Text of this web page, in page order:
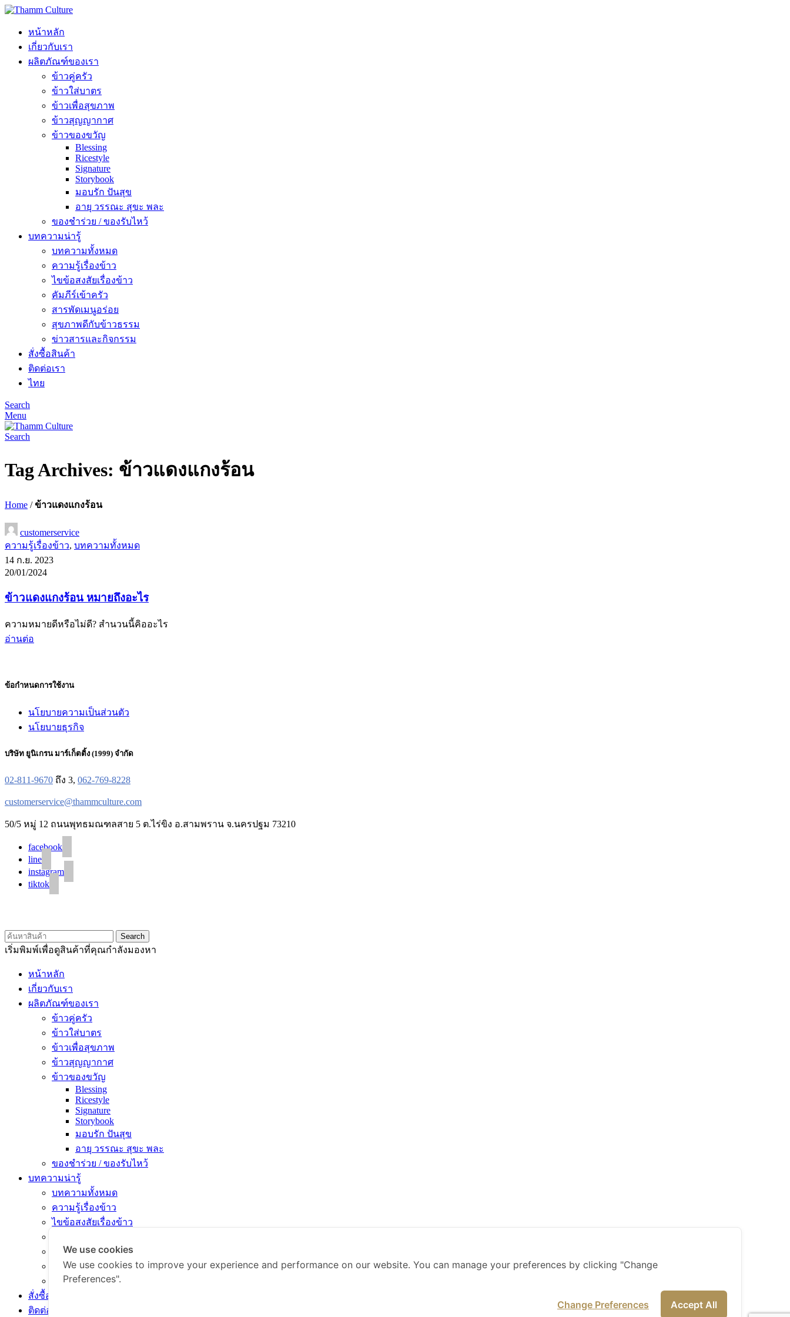
หน้าหลัก
เกี่ยวกับเรา
ผลิตภัณฑ์ของเรา
ข้าวคู่ครัว
ข้าวใส่บาตร
ข้าวเพื่อสุขภาพ
ข้าวสุญญากาศ
ข้าวของขวัญ
Blessing
Ricestyle
Signature
Storybook
มอบรัก ปันสุข
อายุ วรรณะ สุขะ พละ
ของชำร่วย / ของรับไหว้
บทความน่ารู้
บทความทั้งหมด
ความรู้เรื่องข้าว
ไขข้อสงสัยเรื่องข้าว
คัมภีร์เข้าครัว
สารพัดเมนูอร่อย
สุขภาพดีกับข้าวธรรม
ข่าวสารและกิจกรรม
สั่งซื้อสินค้า
ติดต่อเรา
ไทย
Search
Menu
Search
Tag Archives: ข้าวแดงแกงร้อน
Home /ข้าวแดงแกงร้อน
customerservice
ความรู้เรื่องข้าว, บทความทั้งหมด
14 ก.ย. 2023
20/01/2024
ข้าวแดงแกงร้อน หมายถึงอะไร
ความหมายดีหรือไม่ดี? สำนวนนี้คิออะไร
อ่านต่อ
ข้อกำหนดการใช้งาน
นโยบายความเป็นส่วนตัว
นโยบายธุรกิจ
บริษัท ยูนิเกรน มาร์เก็ตติ้ง (1999) จำกัด
02-811-9670 ถึง 3, 062-769-8228
customerservice@thammculture.com
50/5 หมู่ 12 ถนนพุทธมณฑลสาย 5 ต.ไร่ขิง อ.สามพราน จ.นครปฐม 73210
facebook
line
instagram
tiktok
Search
เริ่มพิมพ์เพื่อดูสินค้าที่คุณกำลังมองหา
หน้าหลัก
เกี่ยวกับเรา
ผลิตภัณฑ์ของเรา
ข้าวคู่ครัว
ข้าวใส่บาตร
ข้าวเพื่อสุขภาพ
ข้าวสุญญากาศ
ข้าวของขวัญ
Blessing
Ricestyle
Signature
Storybook
มอบรัก ปันสุข
อายุ วรรณะ สุขะ พละ
ของชำร่วย / ของรับไหว้
บทความน่ารู้
บทความทั้งหมด
ความรู้เรื่องข้าว
ไขข้อสงสัยเรื่องข้าว
สารพัดเมนูอร่อย
สุขภาพดีกับข้าวธรรม
ข่าวสารและกิจกรรม
สั่งซื้อสินค้า
ติดต่อเรา
We use cookies
We use cookies to improve your experience and performance on our website. You can manage your preferences by clicking "Change
Preferences".
Accept All
Change Preferences